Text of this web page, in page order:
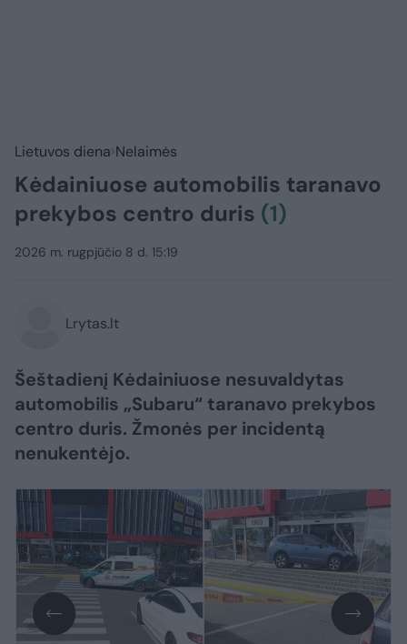
Lietuvos diena Nelaimės
Kėdainiuose automobilis taranavo
prekybos centro duris (1)
2026 m. rugpjūčio 8 d. 15:19
Lrytas.lt
Šeštadienį Kėdainiuose nesuvaldytas
automobilis „Subaru“ taranavo prekybos
centro duris. Žmonės per incidentą
nenukentėjo.